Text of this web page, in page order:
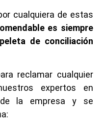
cualquiera de estas
es siempre
de conciliación
reclamar cualquier
expertos en
la empresa y se